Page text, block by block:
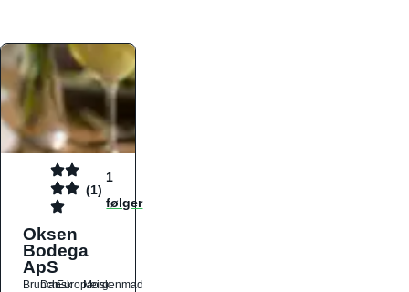
(1)
1
følger
Oksen
Bodega
ApS
Brunch
DanskEuropæiskMorgenmad